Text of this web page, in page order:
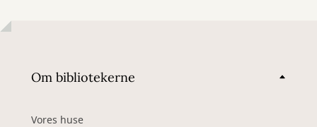
Om bibliotekerne
Vores huse